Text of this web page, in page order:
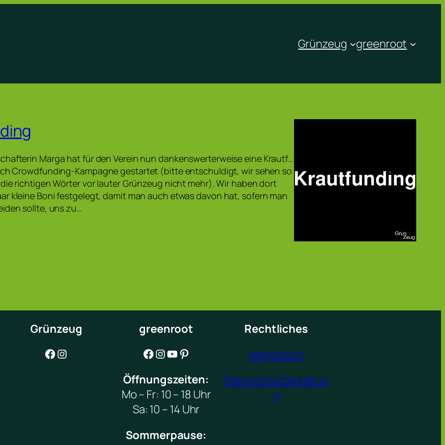
Grünzeug greenroot
Marga hat für den Verein nun dankenswerterweise eine Krautf…
Crowdfunding-Kampagne gestartet (bitte entschuldigt, wir sehen so
richtigen Wörter vor lauter Grünzeug nicht mehr). Wir haben dort
kleine Boni festgelegt, damit man auch etwas davon hat, sofern man
sollte, uns zu…
Grünzeug
Facebook Instagram
greenroot
Facebook Instagram YouTube Pinterest
Öffnungszeiten:
Mo – Fr: 10 – 18 Uhr
Sa: 10 – 14 Uhr
Sommerpause:
Rechtliches
Impressum
Datenschutzerklärun
g